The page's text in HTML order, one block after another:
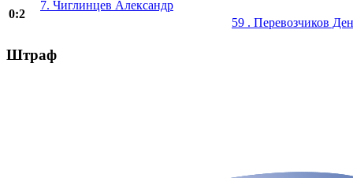
0:2
7. Чиглинцев Александр
59 . Перевозчиков
Штраф